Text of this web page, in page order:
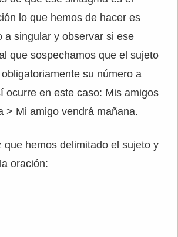
lo que hemos de hacer es
a singular y observar si ese
que sospechamos que el sujeto
su número a
ocurre en este caso: Mis amigos
> Mi amigo vendrá mañana.
que hemos delimitado el sujeto y
oración: